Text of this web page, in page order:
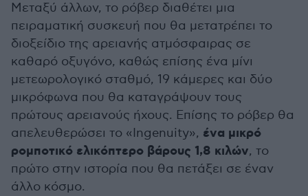
Μεταξύ άλλων, το ρόβερ διαθέτει μια
πειραματική συσκευή που θα μετατρέπει το
διοξείδιο της αρειανής ατμόσφαιρας σε
καθαρό οξυγόνο, καθώς επίσης ένα μίνι
μετεωρολογικό σταθμό, 19 κάμερες και δύο
μικρόφωνα που θα καταγράψουν τους
πρώτους αρειανούς ήχους. Επίσης το ρόβερ θα
απελευθερώσει το «Ingenuity», ένα μικρό
ρομποτικό ελικόπτερο βάρους 1,8 κιλών, το
πρώτο στην ιστορία που θα πετάξει σε έναν
άλλο κόσμο.